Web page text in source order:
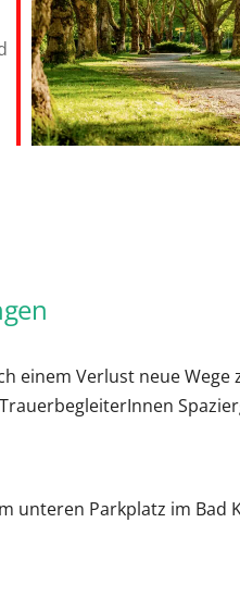
Office 365
einem Verlust neue Wege
unteren Parkplatz im Bad